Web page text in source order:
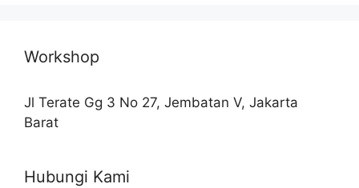
Workshop
Jl Terate Gg 3 No 27, Jembatan V, Jakarta
Barat
Hubungi Kami